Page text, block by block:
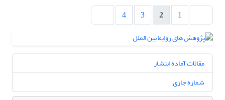
1
2
3
4
مقالات آماده انتشار
شماره جاری